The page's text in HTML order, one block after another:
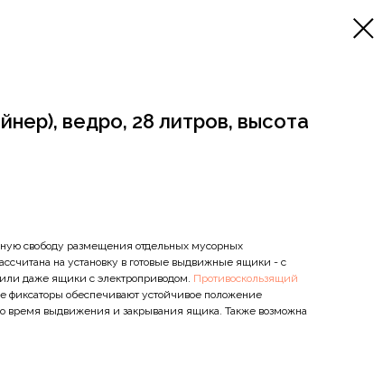
ведро, 28 литров, высота
свободу размещения отдельных мусорных
на установку в готовые выдвижные ящики - с
даже ящики с электроприводом. Противоскользящий
обеспечивают устойчивое положение
время выдвижения и закрывания ящика. Также возможна